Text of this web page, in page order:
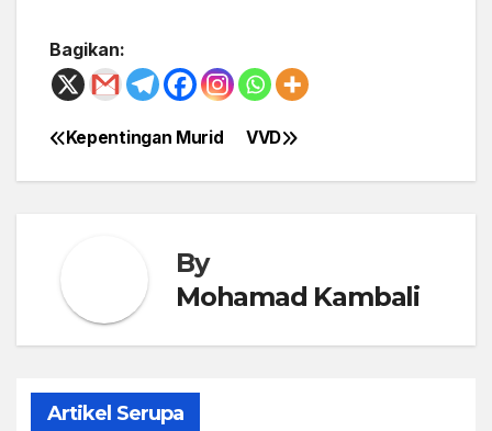
Bagikan:
Post
navigation
VVD
Kepentingan Murid
By
Mohamad Kambali
Artikel Serupa